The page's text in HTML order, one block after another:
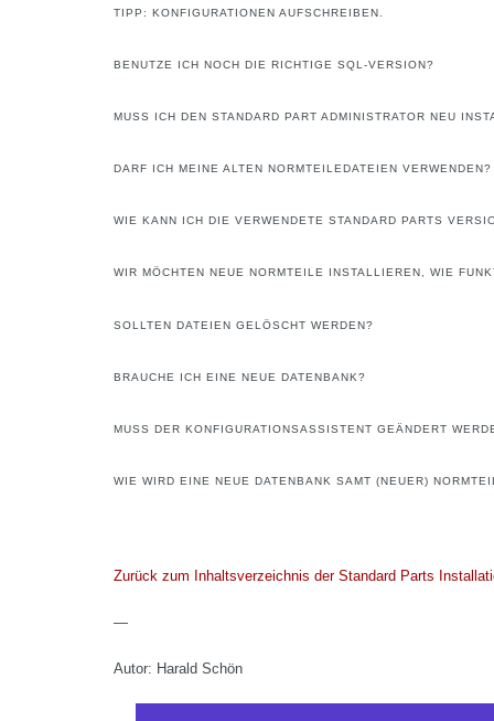
TIPP: KONFIGURATIONEN AUFSCHREIBEN.
BENUTZE ICH NOCH DIE RICHTIGE SQL-VERSION?
MUSS ICH DEN STANDARD PART ADMINISTRATOR NEU
DARF ICH MEINE ALTEN NORMTEILEDATEIEN VERWENDEN?
WIE KANN ICH DIE VERWENDETE STANDARD PARTS
WIR MÖCHTEN NEUE NORMTEILE INSTALLIEREN, WIE
SOLLTEN DATEIEN GELÖSCHT WERDEN?
BRAUCHE ICH EINE NEUE DATENBANK?
MUSS DER KONFIGURATIONSASSISTENT GEÄNDERT
WIE WIRD EINE NEUE DATENBANK SAMT (NEUER)
Zurück zum Inhaltsverzeichnis der Standard Parts
—
Autor: Harald Schön